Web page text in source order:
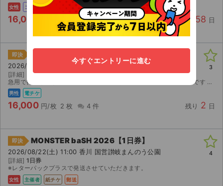
女性 コンビニ
16,000 0 件 残り 58 日
即決
2026/08/08(土) 17:00 東京 神宮球場
[詳細]
アリーナA席 F7ブロック37番38番
急用で行けなくなった為に出品いたします 定価より低くした為お得です よろしくお願いします。
男性 電チケ
16,000 円/枚 2 枚 4 件 残り 2 日
3
即決 MONSTER baSH 2026【1日券】
2026/08/22(土) 11:00 香川 国営讃岐まんのう公園
[詳細] 1日券
※レターパックプラスで発送させていただきます。
女性 主催者 紙チケ 郵送
4
今すぐエントリーに進む